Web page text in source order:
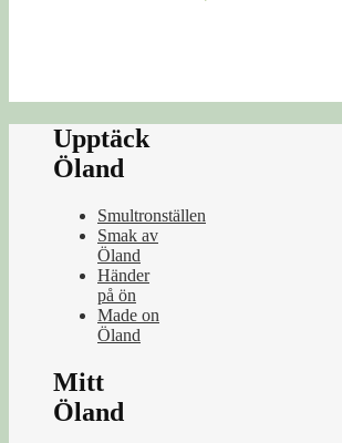
Upptäck
Öland
Smultronställen
Smak av
Öland
Händer
på ön
Made on
Öland
Mitt
Öland